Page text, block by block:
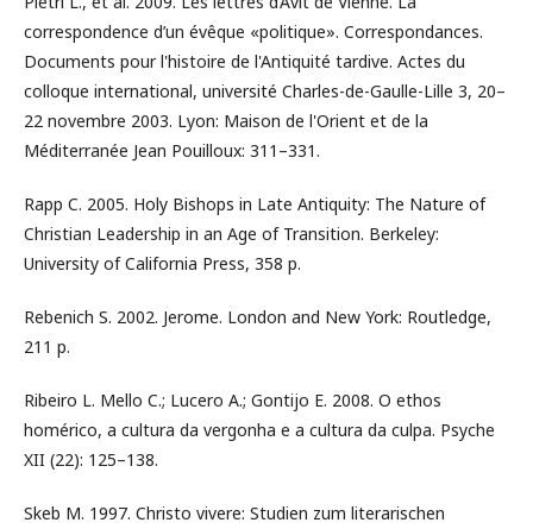
correspondence d’un évêque «politique». Correspondances.
Documents pour l'histoire de l'Antiquité tardive. Actes du
colloque international, université Charles-de-Gaulle-Lille 3, 20–
22 novembre 2003. Lyon: Maison de l'Orient et de la
Méditerranée Jean Pouilloux: 311–331.
Rapp C. 2005. Holy Bishops in Late Antiquity: The Nature of
Christian Leadership in an Age of Transition. Berkeley:
University of California Press, 358 p.
Rebenich S. 2002. Jerome. London and New York: Routledge,
211 p.
Ribeiro L. Mello C.; Lucero A.; Gontijo E. 2008. O ethos
homérico, a cultura da vergonha e a cultura da culpa. Psychе
XII (22): 125–138.
Skeb M. 1997. Christo vivere: Studien zum literarischen